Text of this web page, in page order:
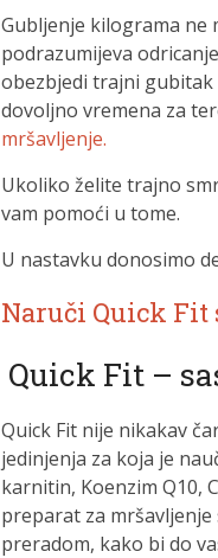
Gubljenje kilograma
podrazumijeva
obezbjedi trajni
dovoljno vremena za
mršavljenje.
Ukoliko želite trajno
vam pomoći u tome.
U nastavku donosimo
Naruči Quick Fit
Quick Fit –
Quick Fit nije nikakav
jedinjenja za koja je
karnitin, Koenzim Q10,
preparat za
preradom, kako bi do